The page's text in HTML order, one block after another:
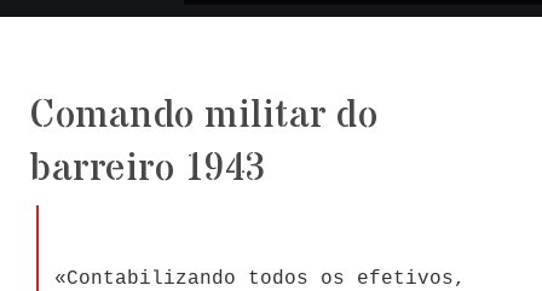
Comando militar do
barreiro 1943
«Contabilizando todos os efetivos,